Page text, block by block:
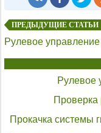
ПРЕДЫДУЩИЕ СТАТЬИ
Рулевое
Рулевое
Проверка
Прокачка системы